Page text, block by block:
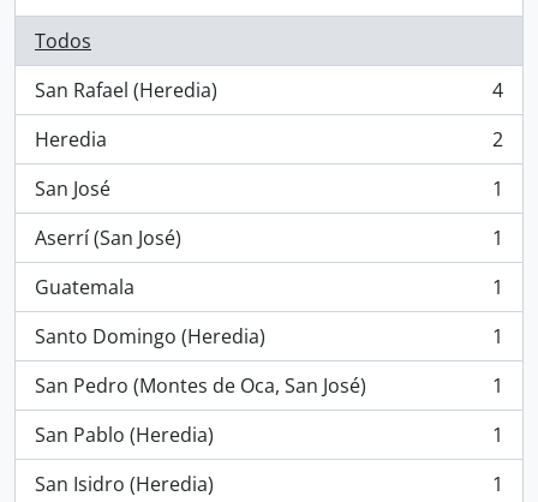
Todos
San Rafael (Heredia)
, 4 resultados
4
Heredia
, 2 resultados
2
San José
, 1 resultados
1
Aserrí (San José)
, 1 resultados
1
Guatemala
, 1 resultados
1
Santo Domingo (Heredia)
, 1 resultados
1
San Pedro (Montes de Oca, San José)
, 1 resultados
1
San Pablo (Heredia)
, 1 resultados
1
San Isidro (Heredia)
, 1 resultados
1